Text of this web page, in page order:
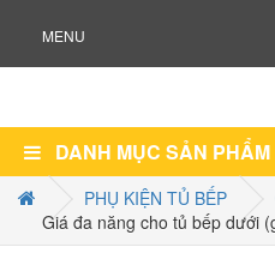
MENU
DANH MỤC SẢN PHẨM
PHỤ KIỆN TỦ BẾP
Giá đa năng cho tủ bếp dưới